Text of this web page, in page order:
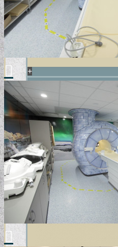
+
POSZTER/VÁSZONKÉP
EGYEDI FOTOGRÁFIÁK